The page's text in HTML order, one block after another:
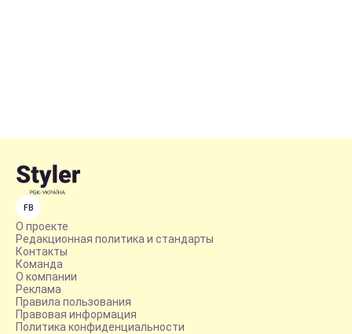
FB
О проекте
Редакционная политика и стандарты
Контакты
Команда
О компании
Реклама
Правила пользования
Правовая информация
Политика конфиденциальности